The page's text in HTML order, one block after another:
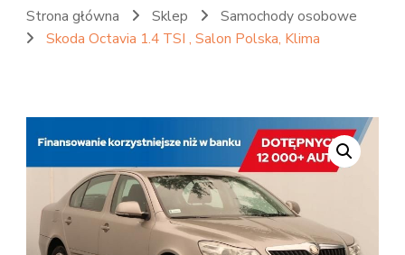
Strona główna Sklep
Samochody osobowe
Skoda Octavia 1.4 TSI , Salon Polska, Klima